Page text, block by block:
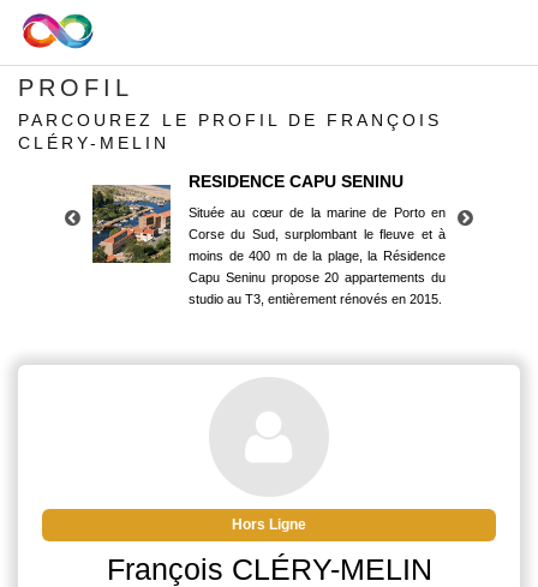
PROFIL
PARCOUREZ LE PROFIL DE FRANÇOIS
CLÉRY-MELIN
RESIDENCE CAPU SENINU
Située au cœur de la marine de Porto en
Corse du Sud, surplombant le fleuve et à
moins de 400 m de la plage, la Résidence
Capu Seninu propose 20 appartements du
studio au T3, entièrement rénovés en 2015.
Corse du Sud, surplombant le fleuve et à
moins de 400 m de la plage, la Résidence
Capu Seninu propose 20 appartements du
studio au T3, entièrement rénovés en 2015.
Hors Ligne
François CLÉRY-MELIN